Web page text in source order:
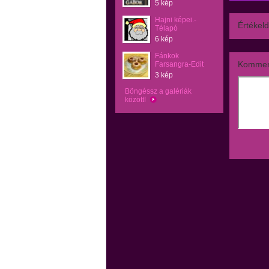
5 kép
Hajni képei.-
Télapó
6 kép
Fánkok
Farsangra-Edit
3 kép
Böngéssz a galériák
között!